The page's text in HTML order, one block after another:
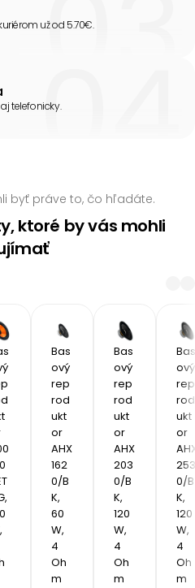
už od 5.70€.
telefonicky.
byť práve to, čo hľadáte.
ktoré by vás mohli
Bas
ový
rep
rod
ukt
or
AHX
162
0/B
K,
60
W,
4
Oh
m
Bas
ový
rep
rod
ukt
or
AHX
203
0/B
K,
120
W,
4
Oh
m
Bas
ový
rep
rod
ukt
or
253
0/B
K,
120
W,
4
Oh
m